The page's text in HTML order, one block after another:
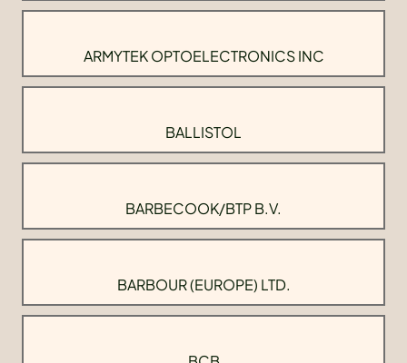
ARMYTEK OPTOELECTRONICS INC
BALLISTOL
BARBECOOK/BTP B.V.
BARBOUR (EUROPE) LTD.